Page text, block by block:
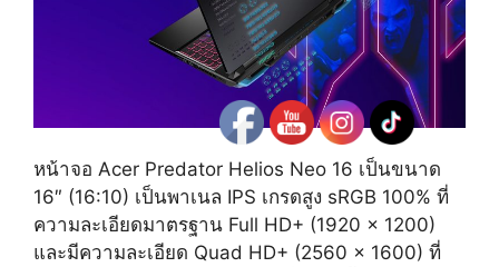
หน้าจอ Acer Predator Helios Neo 16 เป็นขนาด
16″ (16:10) เป็นพาเนล IPS เกรดสูง sRGB 100% ที่
ความละเอียดมาตรฐาน Full HD+ (1920 x 1200)
และมีความละเอียด Quad HD+ (2560 x 1600) ที่